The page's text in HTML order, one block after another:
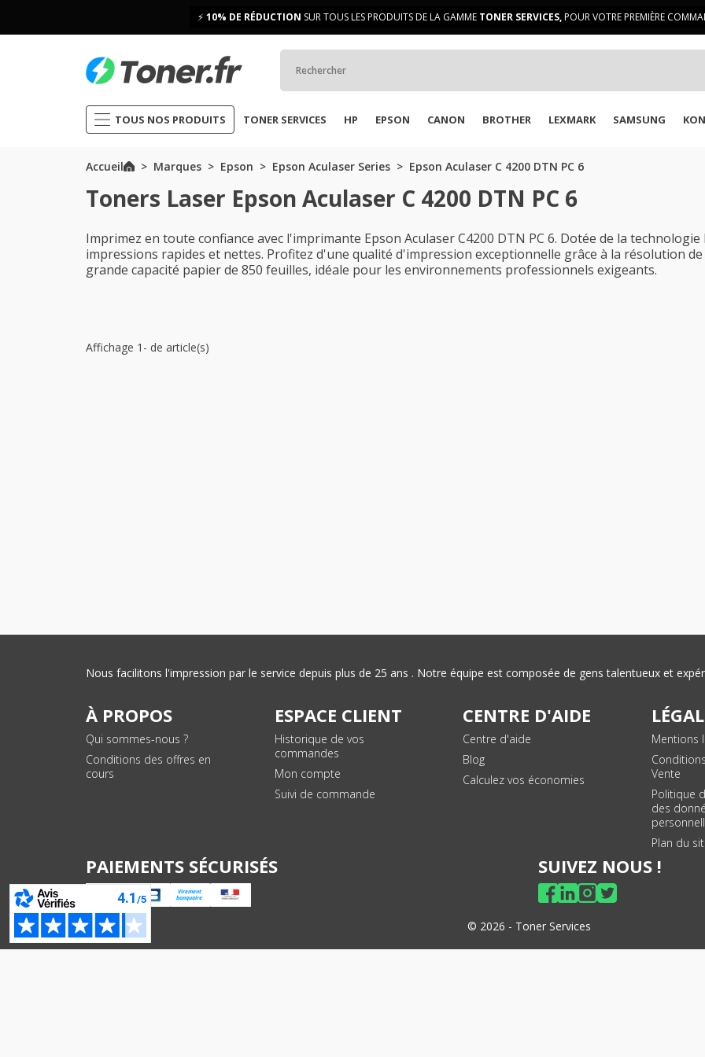
⚡ 10% DE RÉDUCTION SUR TOUS LES PRODUITS DE LA GAMME TONER SERVICES,POUR VOTRE PREMIÈRE
TOUS NOS PRODUITS TONER SERVICES HP EPSON CANON BROTHER LEXMARK SAMSUNG
Accueil Marques Epson Epson Aculaser Series Epson Aculaser C 4200 DTN PC 6
Toners Laser Epson Aculaser C 4200 DTN PC 6
Imprimez en toute confiance avec l'imprimante Epson Aculaser C4200 DTN PC 6. Dotée de la
impressions rapides et nettes. Profitez d'une qualité d'impression exceptionnelle grâce à la résolution
grande capacité papier de 850 feuilles, idéale pour les environnements professionnels exigeants.
Affichage 1- de article(s)
Nous facilitons l'impression par le service depuis plus de 25 ans . Notre équipe est composée de gens talentueux et
À PROPOS
Qui sommes-nous ?
Conditions des offres en
cours
ESPACE CLIENT
Historique de vos
commandes
Mon compte
Suivi de commande
CENTRE D'AIDE
Centre d'aide
Blog
Calculez vos économies
LÉGAL
Mentions
Vente
Politique
des
Plan du
PAIEMENTS SÉCURISÉS SUIVEZ NOUS !
© 2026 - Toner Services